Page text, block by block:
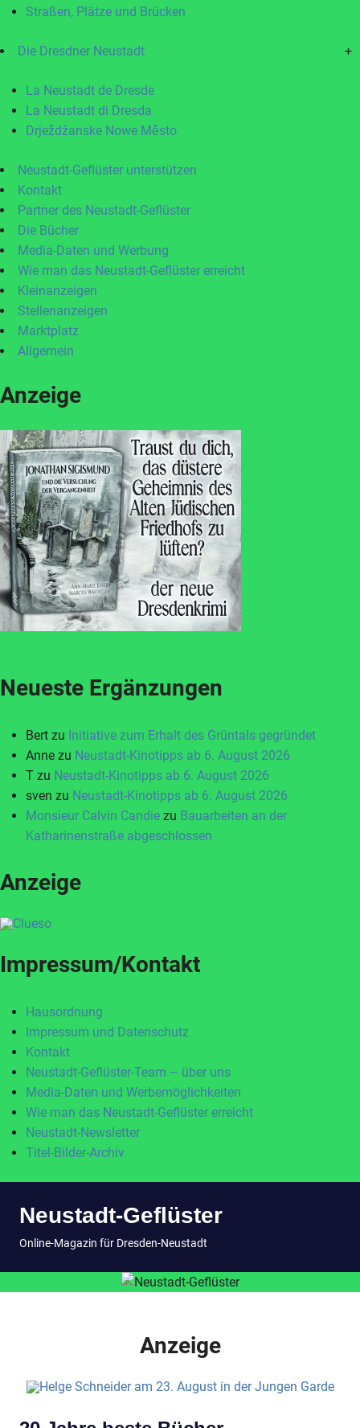
Straßen, Plätze und Brücken
Die Dresdner Neustadt +
La Neustadt de Dresde
La Neustadt di Dresda
Drježdźanske Nowe Město
Neustadt-Geflüster unterstützen
Kontakt
Partner des Neustadt-Geflüster
Die Bücher
Media-Daten und Werbung
Wie man das Neustadt-Geflüster erreicht
Kleinanzeigen
Stellenanzeigen
Marktplatz
Allgemein
Anzeige
Neueste Ergänzungen
Bert zu Initiative zum Erhalt des Grüntals gegründet
Anne zu Neustadt-Kinotipps ab 6. August 2026
T zu Neustadt-Kinotipps ab 6. August 2026
sven zu Neustadt-Kinotipps ab 6. August 2026
Monsieur Calvin Candie zu Bauarbeiten an der
Katharinenstraße abgeschlossen
Anzeige
Impressum/Kontakt
Hausordnung
Impressum und Datenschutz
Kontakt
Neustadt-Geflüster-Team – über uns
Media-Daten und Werbemöglichkeiten
Wie man das Neustadt-Geflüster erreicht
Neustadt-Newsletter
Titel-Bilder-Archiv
InhaltNeustadt-Geflüster
Online-Magazin für Dresden-Neustadt
Anzeige